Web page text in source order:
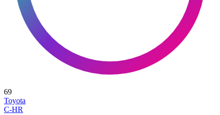
69
Toyota
C-HR